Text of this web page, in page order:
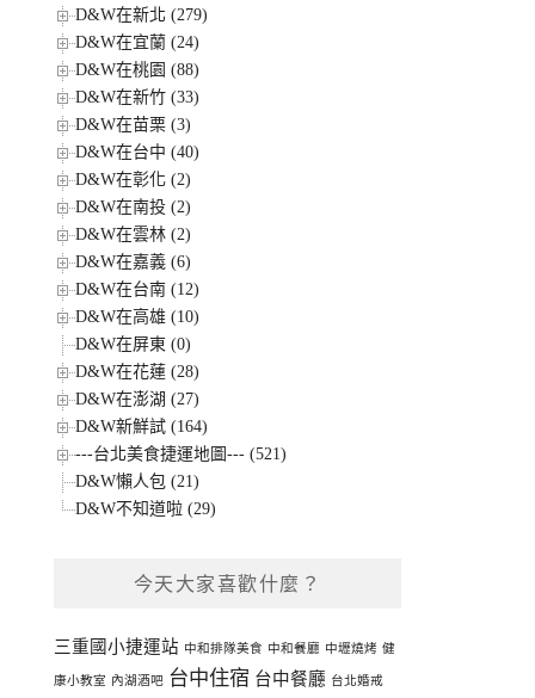
D&W在新北 (279)
D&W在宜蘭 (24)
D&W在桃園 (88)
D&W在新竹 (33)
D&W在苗栗 (3)
D&W在台中 (40)
D&W在彰化 (2)
D&W在南投 (2)
D&W在雲林 (2)
D&W在嘉義 (6)
D&W在台南 (12)
D&W在高雄 (10)
D&W在屏東 (0)
D&W在花蓮 (28)
D&W在澎湖 (27)
D&W新鮮試 (164)
---台北美食捷運地圖--- (521)
D&W懶人包 (21)
D&W不知道啦 (29)
今天大家喜歡什麼？
三重國小捷運站 中和排隊美食 中和餐廳 中壢燒烤 健
康小教室 內湖酒吧 台中住宿 台中餐廳 台北婚戒